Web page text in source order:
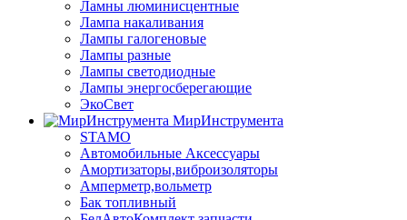
Ламны люминисцентные
Лампа накаливания
Лампы галогеновые
Лампы разные
Лампы светодиодные
Лампы энергосберегающие
ЭкоСвет
МирИнструмента
STAMO
Автомобильные Аксессуары
Амортизаторы,виброизоляторы
Амперметр,вольметр
Бак топливный